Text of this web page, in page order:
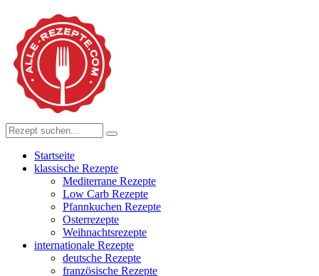
Startseite
klassische Rezepte
Mediterrane Rezepte
Low Carb Rezepte
Pfannkuchen Rezepte
Osterrezepte
Weihnachtsrezepte
internationale Rezepte
deutsche Rezepte
französische Rezepte